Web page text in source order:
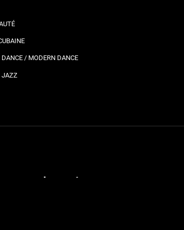
DANCE / MODERN DANCE
JAZZ
Plannings